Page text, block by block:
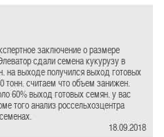
заключение о размере
сдали семена кукурузу в
на выходе получился выход готовых
тонн. считаем что объем занижен.
60% выход готовых семян. у вас
того анализ россельхозцентра
18.09.2018